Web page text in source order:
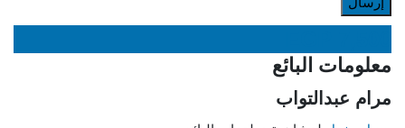
معلومات البائع
مرام عبدالتواب